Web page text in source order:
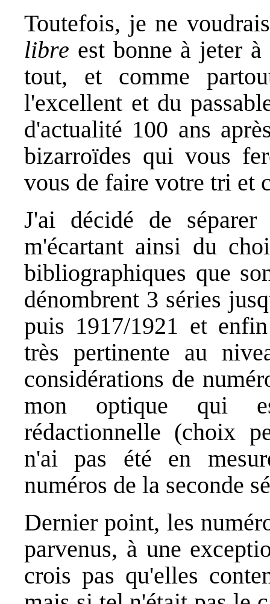
Toutefois, je ne
libre est bonne à jeter
tout, et comme
l'excellent et du
d'actualité 100 ans
bizarroïdes qui vous
vous de faire votre tri et
J'ai décidé de
m'écartant ainsi du
bibliographiques que
dénombrent 3 séries
puis 1917/1921 et
très pertinente au
considérations de
mon optique qui
rédactionnelle (choix
n'ai pas été en
numéros de la seconde
Dernier point, les
parvenus, à une
crois pas qu'elles